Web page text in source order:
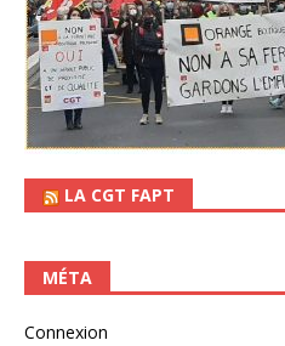
LA CGT FAPT
MÉTA
Connexion